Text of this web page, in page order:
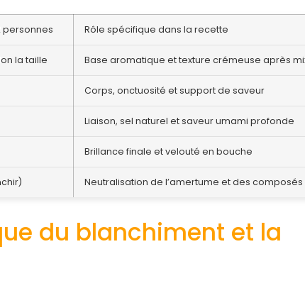
personnes Rôle spécifique dans la recette
la taille Base aromatique et texture crémeuse après
Corps, onctuosité et support de saveur
Liaison, sel naturel et saveur umami profonde
Brillance finale et velouté en bouche
Neutralisation de l’amertume et des composés
du blanchiment et la